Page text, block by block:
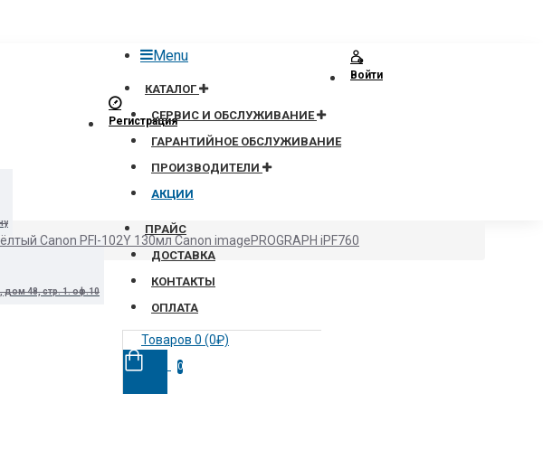
дом 48, стр. 1. оф.10
Menu
КАТАЛОГ
СЕРВИС И ОБСЛУЖИВАНИЕ
ГАРАНТИЙНОЕ ОБСЛУЖИВАНИЕ
ПРОИЗВОДИТЕЛИ
АКЦИИ
ПРАЙС
ДОСТАВКА
КОНТАКТЫ
ОПЛАТА
Товаров 0 (0₽)
0
Войти
Регистрация
Canon PFI-102Y 130мл Canon imagePROGRAPH iPF760